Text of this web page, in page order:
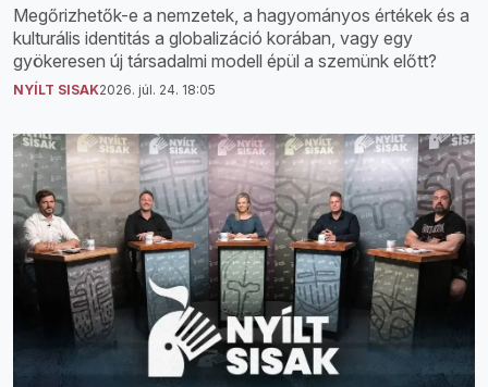
Megőrizhetők-e a nemzetek, a hagyományos értékek és a
kulturális identitás a globalizáció korában, vagy egy
gyökeresen új társadalmi modell épül a szemünk előtt?
NYÍLT SISAK2026. júl. 24. 18:05